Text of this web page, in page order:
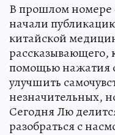
В прошлом
начали
китайской
рассказывающего,
помощью нажатия
улучшить
незначительных,
Сегодня Лю
разобраться с